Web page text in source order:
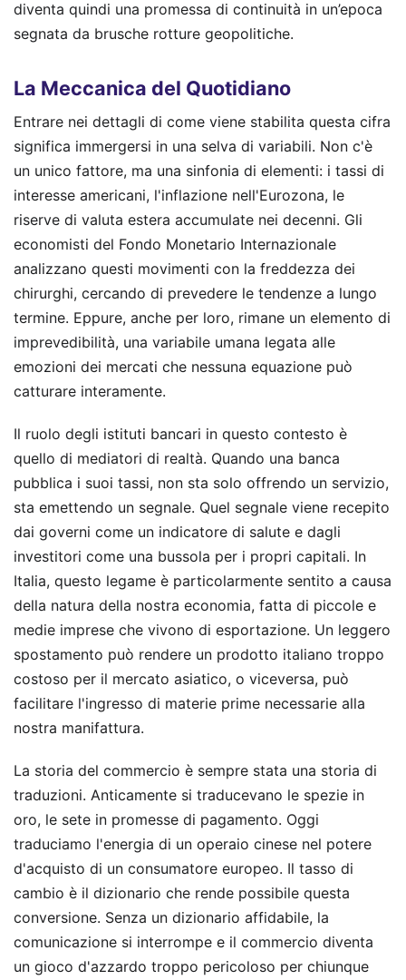
diventa quindi una promessa di continuità in un’epoca
segnata da brusche rotture geopolitiche.
La Meccanica del Quotidiano
Entrare nei dettagli di come viene stabilita questa cifra
significa immergersi in una selva di variabili. Non c'è
un unico fattore, ma una sinfonia di elementi: i tassi di
interesse americani, l'inflazione nell'Eurozona, le
riserve di valuta estera accumulate nei decenni. Gli
economisti del Fondo Monetario Internazionale
analizzano questi movimenti con la freddezza dei
chirurghi, cercando di prevedere le tendenze a lungo
termine. Eppure, anche per loro, rimane un elemento di
imprevedibilità, una variabile umana legata alle
emozioni dei mercati che nessuna equazione può
catturare interamente.
Il ruolo degli istituti bancari in questo contesto è
quello di mediatori di realtà. Quando una banca
pubblica i suoi tassi, non sta solo offrendo un servizio,
sta emettendo un segnale. Quel segnale viene recepito
dai governi come un indicatore di salute e dagli
investitori come una bussola per i propri capitali. In
Italia, questo legame è particolarmente sentito a causa
della natura della nostra economia, fatta di piccole e
medie imprese che vivono di esportazione. Un leggero
spostamento può rendere un prodotto italiano troppo
costoso per il mercato asiatico, o viceversa, può
facilitare l'ingresso di materie prime necessarie alla
nostra manifattura.
La storia del commercio è sempre stata una storia di
traduzioni. Anticamente si traducevano le spezie in
oro, le sete in promesse di pagamento. Oggi
traduciamo l'energia di un operaio cinese nel potere
d'acquisto di un consumatore europeo. Il tasso di
cambio è il dizionario che rende possibile questa
conversione. Senza un dizionario affidabile, la
comunicazione si interrompe e il commercio diventa
un gioco d'azzardo troppo pericoloso per chiunque